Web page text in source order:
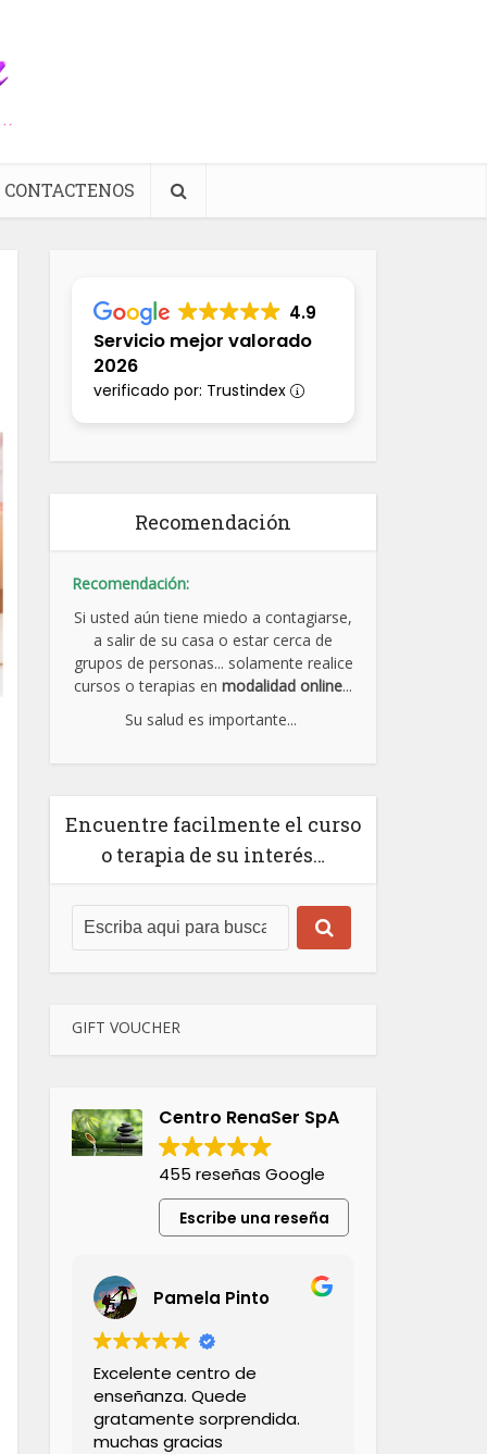
CONTACTENOS
4.9
Servicio mejor valorado
2026
verificado por: Trustindex
Recomendación
Recomendación:
Si usted aún tiene miedo a contagiarse,
a salir de su casa o estar cerca de
grupos de personas... solamente realice
cursos o terapias en modalidad online...
Su salud es importante...
Encuentre facilmente el curso
o terapia de su interés…
GIFT VOUCHER
Centro RenaSer SpA
455 reseñas Google
Escribe una reseña
Pamela Pinto
Excelente centro de
enseñanza. Quede
gratamente sorprendida.
muchas gracias